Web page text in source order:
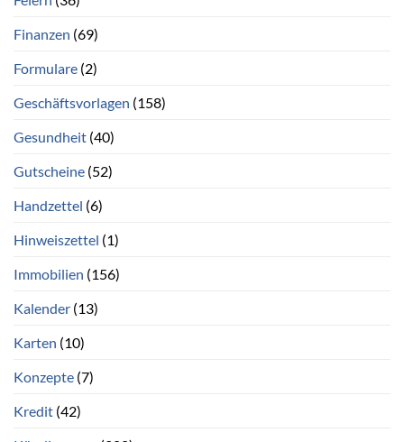
Finanzen (69)
Formulare (2)
Geschäftsvorlagen (158)
Gesundheit (40)
Gutscheine (52)
Handzettel (6)
Hinweiszettel (1)
Immobilien (156)
Kalender (13)
Karten (10)
Konzepte (7)
Kredit (42)